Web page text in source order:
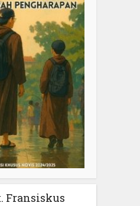
Fransiskus